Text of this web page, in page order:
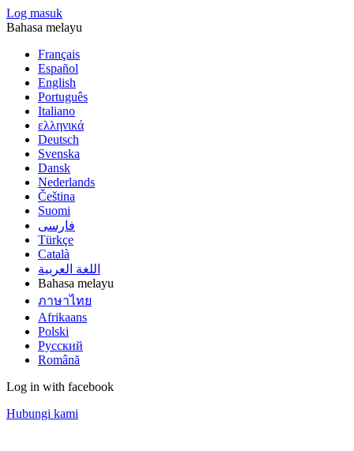
Log masuk
Bahasa melayu
Français
Español
English
Português
Italiano
ελληνικά
Deutsch
Svenska
Dansk
Nederlands
Čeština
Suomi
فارسى
Türkçe
Català
اللغة العربية
Bahasa melayu
ภาษาไทย
Afrikaans
Polski
Русский
Română
Log in with facebook
Hubungi kami